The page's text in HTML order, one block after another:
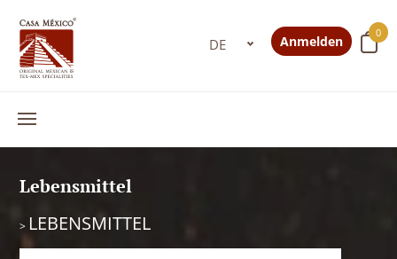
0
Anmelden
Lebensmittel
> LEBENSMITTEL